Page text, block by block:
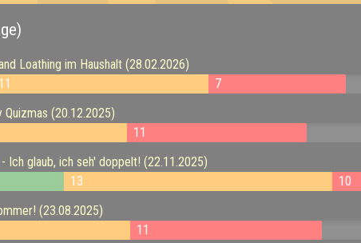
Loathing im Haushalt (28.02.2026)
11
7
Quizmas (20.12.2025)
11
Ich glaub, ich seh' doppelt! (22.11.2025)
13
10
(23.08.2025)
11